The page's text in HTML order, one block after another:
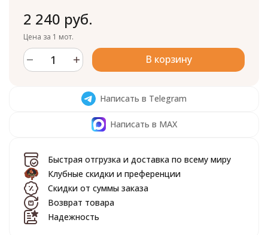
2 240 руб.
Цена за 1 мот.
В корзину
Написать в Telegram
Написать в MAX
Быстрая отгрузка и доставка по всему миру
Клубные скидки и преференции
Скидки от суммы заказа
Возврат товара
Надежность